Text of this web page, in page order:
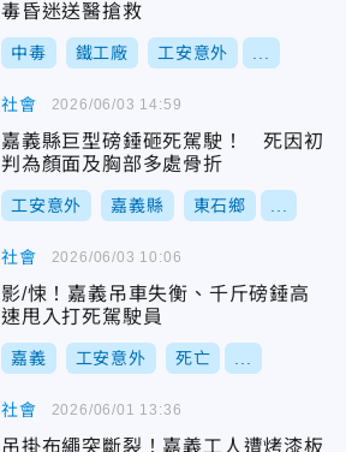
毒昏迷送醫搶救
中毒 鐵工廠 工安意外
社會
嘉義縣巨型磅錘砸死駕駛！ 死因初
判為顏面及胸部多處骨折
工安意外 嘉義縣 東石鄉
2026/06/03 14:59
社會
影/悚！嘉義吊車失衡、千斤磅錘高
速甩入打死駕駛員
嘉義 工安意外 死亡
2026/06/03 10:06
社會
吊掛布繩突斷裂！嘉義工人遭烤漆板
2026/06/01 13:36